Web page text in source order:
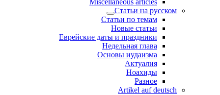
Miscellaneous articles
Статьи на русском
Статьи по темам
Новые статьи
Еврейские даты и праздники
Недельная глава
Основы иудаизма
Актуалия
Ноахиды
Разное
Artikel auf deutsch